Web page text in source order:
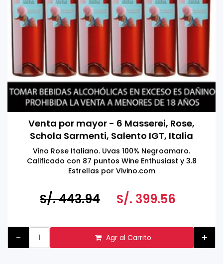
Venta por mayor - 6 Masserei, Rose,
Schola Sarmenti, Salento IGT, Italia
750ml
Vino Rose Italiano. Uvas 100% Negroamaro.
Calificado con 87 puntos Wine Enthusiast y 3.8
Estrellas por Vivino.com
S/. 443.94 S/. 399.56
- Agr al Carrito +